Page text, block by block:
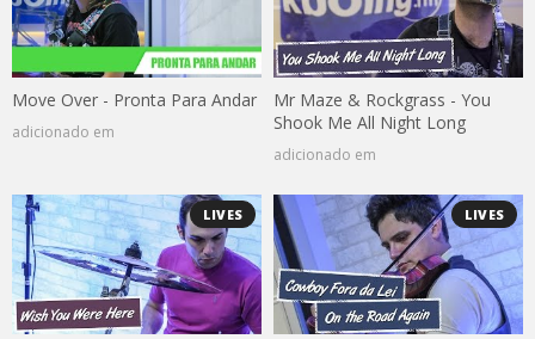
Move Over - Pronta Para Andar
adicionado em
Mr Maze & Rockgrass - You
Shook Me All Night Long
adicionado em
LIVES LIVES